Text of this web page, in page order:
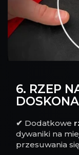
6. RZEP
✔ Dodatkowe
dywaniki na
przesuwania